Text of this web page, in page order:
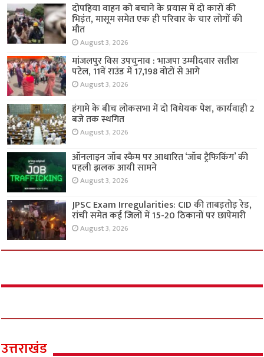
दोपहिया वाहन को बचाने के प्रयास में दो कारों की
भिड़ंत, मासूम समेत एक ही परिवार के चार लोगों की
मौत
August 3, 2026
मांजलपुर विस उपचुनाव : भाजपा उम्मीदवार सतीश
पटेल, 11वें राउंड में 17,198 वोटों से आगे
August 3, 2026
हंगामे के बीच लोकसभा में दो विधेयक पेश, कार्यवाही 2
बजे तक स्थगित
August 3, 2026
ऑनलाइन जॉब स्कैम पर आधारित ‘जॉब ट्रैफिकिंग’ की
पहली झलक आयी सामने
August 3, 2026
JPSC Exam Irregularities: CID की ताबड़तोड़ रेड,
रांची समेत कई जिलों में 15-20 ठिकानों पर छापेमारी
August 3, 2026
उत्तराखंड